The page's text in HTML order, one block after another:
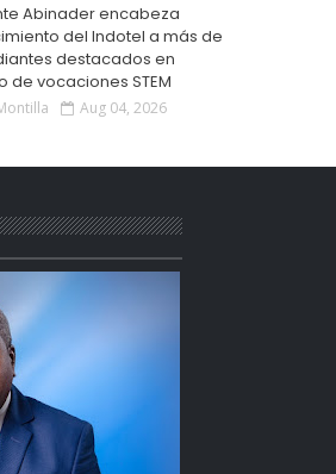
Abinader encabeza
del Indotel a más de
destacados en
de vocaciones STEM
Aug 04, 2026